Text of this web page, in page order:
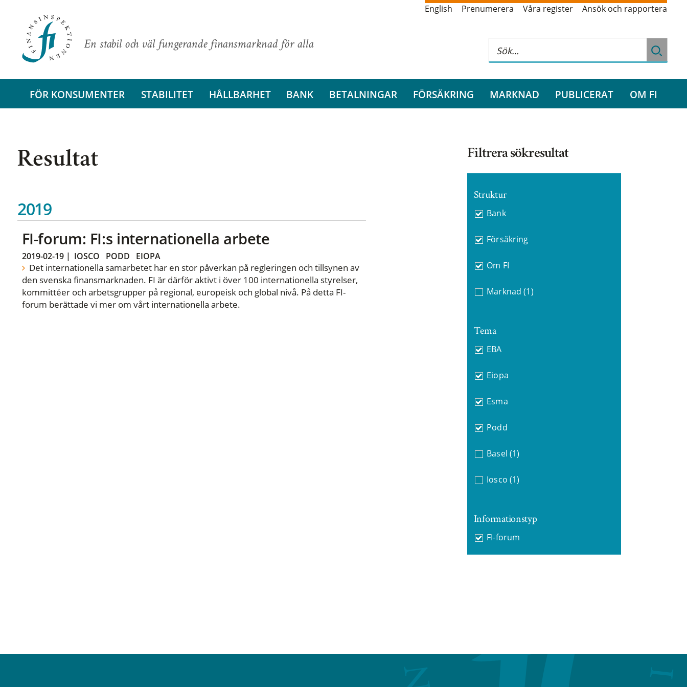
En stabil och väl fungerande finansmarknad för alla
English Prenumerera Våra register Ansök och rapportera
FÖR KONSUMENTER STABILITET HÅLLBARHET BANK BETALNINGAR FÖRSÄKRING MARKNAD PUBLICERAT OM FI
Resultat
2019
FI-forum: FI:s internationella arbete
2019-02-19| IOSCO PODD EIOPA
Det internationella samarbetet har en stor påverkan på regleringen och tillsynen av
den svenska finansmarknaden. FI är därför aktivt i över 100 internationella styrelser,
kommittéer och arbetsgrupper på regional, europeisk och global nivå. På detta FI-
forum berättade vi mer om vårt internationella arbete.
Filtrera sökresultat
Struktur
Bank
Försäkring
Om FI
Marknad (1)
Tema
EBA
Eiopa
Esma
Podd
Basel (1)
Iosco (1)
Informationstyp
FI-forum